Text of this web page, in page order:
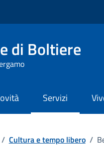
di Boltiere
Servizi
/ Cultura e tempo libero /